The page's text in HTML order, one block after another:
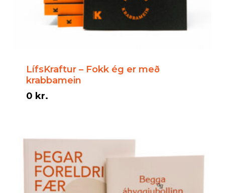
LífsKraftur – Fokk ég er með
krabbamein
0 kr.